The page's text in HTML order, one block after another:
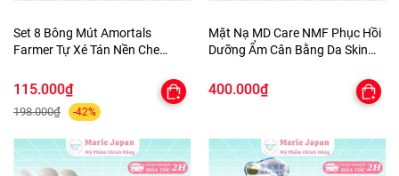
Set 8 Bông Mút Amortals
Farmer Tự Xé Tán Nền Che
Mịn Cao Cấp
115.000₫
198.000₫ -42%
Mặt Nạ MD Care NMF Phục Hồi
Dưỡng Ẩm Cân Bằng Da Skin
400.000₫